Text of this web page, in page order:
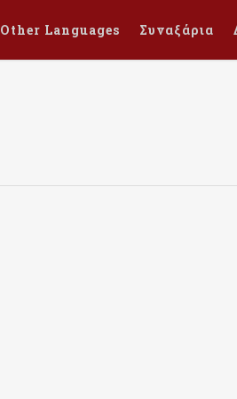
Other Languages Συναξάρια